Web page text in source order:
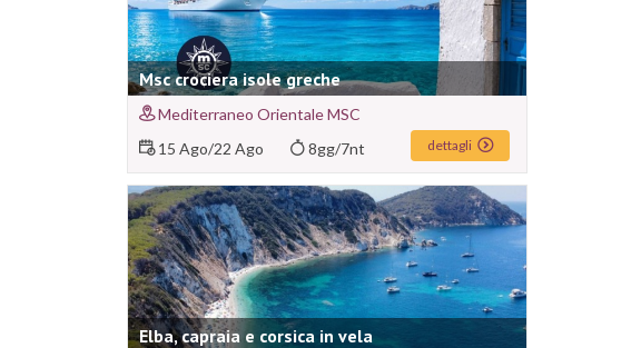
Msc crociera isole greche
Mediterraneo Orientale MSC
15 Ago/22 Ago 8gg/7nt dettagli
Elba, capraia e corsica in vela